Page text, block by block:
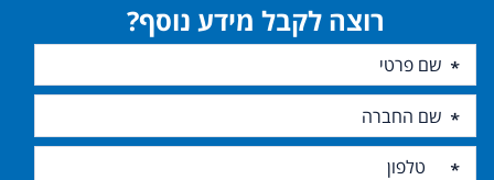
רוצה לקבל מידע נוסף?